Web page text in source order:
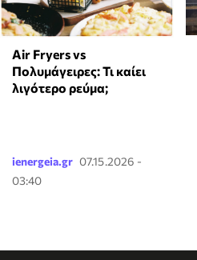
Air Fryers vs
Πολυμάγειρες: Τι καίει
λιγότερο ρεύμα;
ienergeia.gr 07.15.2026 -
03:40